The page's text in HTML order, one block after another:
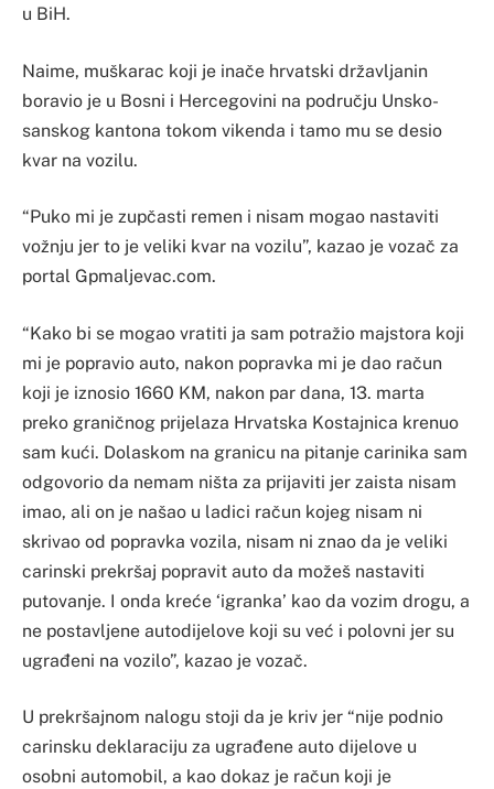
u BiH.
Naime, muškarac koji je inače hrvatski državljanin
boravio je u Bosni i Hercegovini na području Unsko-
sanskog kantona tokom vikenda i tamo mu se desio
kvar na vozilu.
“Puko mi je zupčasti remen i nisam mogao nastaviti
vožnju jer to je veliki kvar na vozilu”, kazao je vozač za
portal Gpmaljevac.com.
“Kako bi se mogao vratiti ja sam potražio majstora koji
mi je popravio auto, nakon popravka mi je dao račun
koji je iznosio 1660 KM, nakon par dana, 13. marta
preko graničnog prijelaza Hrvatska Kostajnica krenuo
sam kući. Dolaskom na granicu na pitanje carinika sam
odgovorio da nemam ništa za prijaviti jer zaista nisam
imao, ali on je našao u ladici račun kojeg nisam ni
skrivao od popravka vozila, nisam ni znao da je veliki
carinski prekršaj popravit auto da možeš nastaviti
putovanje. I onda kreće ‘igranka’ kao da vozim drogu, a
ne postavljene autodijelove koji su već i polovni jer su
ugrađeni na vozilo”, kazao je vozač.
U prekršajnom nalogu stoji da je kriv jer “nije podnio
carinsku deklaraciju za ugrađene auto dijelove u
osobni automobil, a kao dokaz je račun koji je